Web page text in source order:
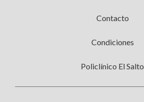
Contacto
Condiciones
Policlínico El Salto